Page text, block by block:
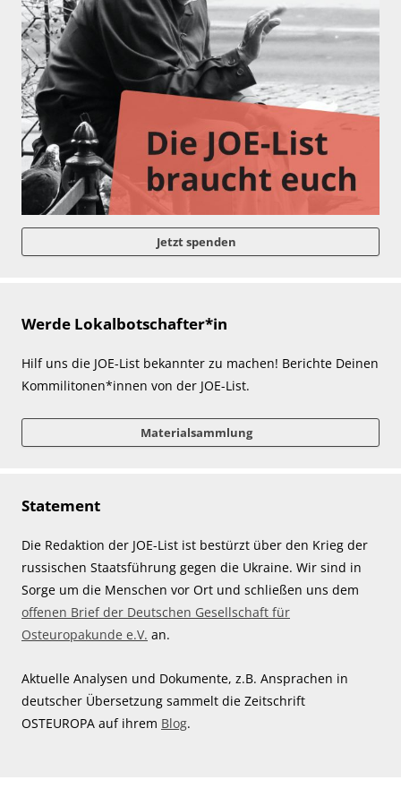
Jetzt spenden
Werde Lokalbotschafter*in
Hilf uns die JOE-List bekannter zu machen! Berichte Deinen
Kommilitonen*innen von der JOE-List.
Materialsammlung
Statement
Die Redaktion der JOE-List ist bestürzt über den Krieg der
russischen Staatsführung gegen die Ukraine. Wir sind in
Sorge um die Menschen vor Ort und schließen uns dem
offenen Brief der Deutschen Gesellschaft für
Osteuropakunde e.V. an.
Aktuelle Analysen und Dokumente, z.B. Ansprachen in
deutscher Übersetzung sammelt die Zeitschrift
OSTEUROPA auf ihrem Blog.